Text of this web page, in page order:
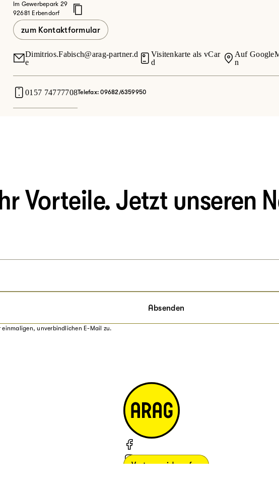
Im Gewerbepark 29
92681 Erbendorf
zum Kontaktformular
Dimitrios.Fabisch@arag-partner.d
e
Visitenkarte als vCar
d
Auf
n
0157 74777708Telefax: 09682/6359950
Vorteile. Jetzt unseren
Absenden
einmaligen, unverbindlichen E-Mail zu.
Vertrag widerrufen